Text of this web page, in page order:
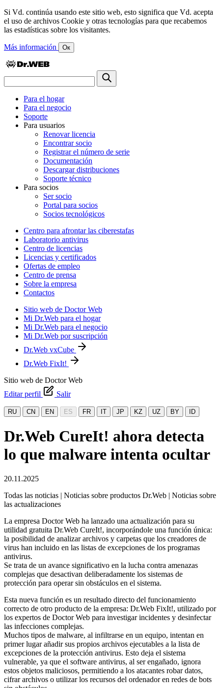
Si Vd. continúa usando este sitio web, esto significa que Vd. acepta
el uso de archivos Cookie y otras tecnologías para que recabemos
las estadísticas sobre los visitantes.
Más información Ок
Para el hogar
Para el negocio
Soporte
Para usuarios
Renovar licencia
Encontrar socio
Registrar el número de serie
Documentación
Descargar distribuciones
Soporte técnico
Para socios
Ser socio
Portal para socios
Socios tecnológicos
Centro para afrontar las ciberestafas
Laboratorio antivirus
Centro de licencias
Licencias y certificados
Ofertas de empleo
Centro de prensa
Sobre la empresa
Contactos
Sitio web de Doctor Web
Mi Dr.Web para el hogar
Mi Dr.Web para el negocio
Mi Dr.Web por suscripción
Dr.Web vxCube
Dr.Web FixIt!
Sitio web de Doctor Web
Editar perfil
Salir
RU CN EN ES FR IT JP KZ UZ BY ID
Dr.Web CureIt! ahora detecta
lo que malware intenta ocultar
20.11.2025
Todas las noticias | Noticias sobre productos Dr.Web | Noticias sobre
las actualizaciones
La empresa Doctor Web ha lanzado una actualización para su
utilidad gratuita Dr.Web CureIt!, incorporándole una función única:
la posibilidad de analizar archivos y carpetas que los creadores de
virus han incluido en las listas de excepciones de los programas
antivirus.
Se trata de un avance significativo en la lucha contra amenazas
complejas que desactivan deliberadamente los sistemas de
protección para operar sin obstáculos en el sistema.
Esta nueva función es un resultado directo del funcionamiento
correcto de otro producto de la empresa: Dr.Web FixIt!, utilizado por
los expertos de Doctor Web para investigar incidentes y desinfectar
las infecciones complejas.
Muchos tipos de malware, al infiltrarse en un equipo, intentan en
primer lugar añadir sus propios archivos ejecutables a la lista de
excepciones de la protección antivirus. Esto deja el sistema
vulnerable, ya que el software antivirus, al ser engañado, ignora
estos objetos maliciosos, permitiendo a los atacantes robar datos,
cifrar archivos o utilizar los recursos del ordenador en redes de bots